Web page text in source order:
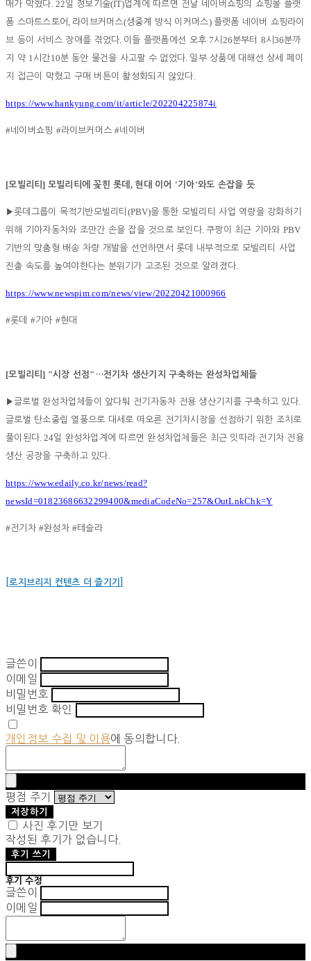
매가 막혔다. 22일 정보기술(IT)업계에 따르면 전날 네이버쇼핑의 쇼핑몰 플랫
폼 스마트스토어 , 라이브커머스(생중계 방식 이커머스) 플랫폼 네이버 쇼핑라이
브 등이 서비스 장애를 겪었다. 이들 플랫폼에선 오후7시 26분부터 8시 36분까
지 약 1시간10분 동안 물건을 사고팔 수 없었다. 일부 상품에 대해선 상세 페이
지 접근이 막혔고 구매 버튼이 활성화되지 않았다.
https://www.hankyung.com/it/article/202204225874i
#네이버쇼핑 #라이브커머스#네이버
[모빌리티] 모빌리티에 꽂힌 롯데 ,현대 이어 '기아'와도 손잡을 듯
▶롯데그룹이 목적기반모빌리티 (PBV)을 통한 모빌리티 사업 역량을 강화하기
위해 기아자동차와 조만간 손을 잡을 것으로 보인다.쿠팡이 최근 기아와 PBV
기반의 맞춤형 배송 차량 개발을 선언하면서 롯데 내부적으로 모빌리티 사업
진출 속도를 높여야한다는 분위기가 고조된 것으로 알려졌다.
https://www.newspim.com/news/view/20220421000966
#롯데 #기아 #현대
[모빌리티] "시장 선점" …전기차 생산기지 구축하는 완성차업체들
▶글로벌 완성차업체들이 앞다퉈 전기자동차 전용 생산기지를 구축하고 있다.
글로벌 탄소중립 열풍으로 대세로 떠오른 전기차시장을 선점하기 위한 조치로
풀이된다. 24일 완성차업계에 따르면 완성차업체들은 최근 잇따라 전기차 전용
생산 공장을 구축하고 있다.
https://www.edaily.co.kr/news/read?
newsId=01823686632299400&mediaCodeNo=257&OutLnkChk=Y
#전기차#완성차#테슬라
[로지브리지 컨텐츠 더 즐기기]
글쓴이
이메일
비밀번호
비밀번호 확인
개인정보 수집 및 이용에 동의합니다.
평점 주기
저장하기
사진 후기만 보기
작성된 후기가 없습니다.
후기 쓰기
후기 수정
글쓴이
이메일